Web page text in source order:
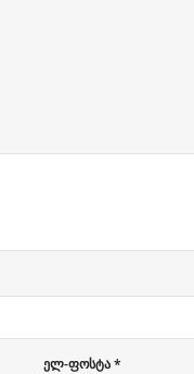
ელ-ფოსტა *